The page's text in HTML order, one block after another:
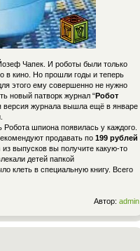
Чапек. И роботы были только
в кино. Но прошли годы и теперь
этого ему совершенно не нужно
новый патворк журнал “Робот
версия журнала вышла ещё в январе
Робота шпиона появилась у каждого.
продавать по 199 рублей
выпусков вы получите какую-то
детей папкой
клеть в специальную книгу. Всего
Автор: admin